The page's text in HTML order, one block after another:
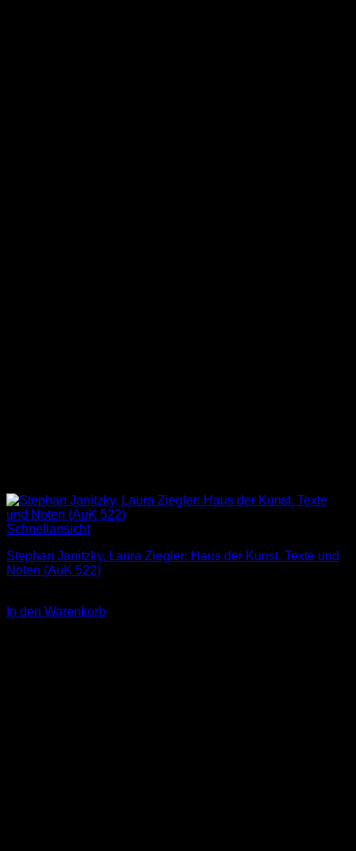
Schnellansicht
Stephan Janitzky, Laura Ziegler: Haus der Kunst. Texte und
Noten (AuK 522)
In den Warenkorb